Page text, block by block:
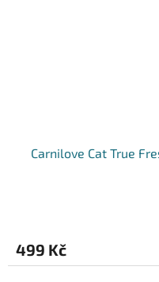
Carnilove Cat True
499 Kč